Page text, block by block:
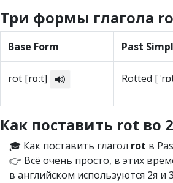
Три формы глагола
Base Form Past
rot [rɑːt] Rotted
Как поставить rot во
🎓 Как поставить глагол rot в
👉 Всё очень просто, в этих
в английском используются 2я и